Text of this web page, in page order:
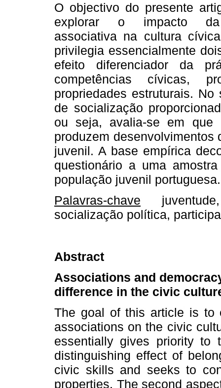
O objectivo do presente
explorar o impacto da
associativa na cultura
privilegia essencialmente
efeito diferenciador da
competências cívicas,
propriedades estruturais.
de socialização
ou seja, avalia-se em que
produzem
juvenil. A base empírica
questionário a uma
população juvenil portuguesa.
Palavras-chave
socialização política,
Abstract
Associations and
difference in the civic
The goal of this article is to
associations on the civic
essentially gives priority to
distinguishing effect of
civic skills and seeks to
properties. The second